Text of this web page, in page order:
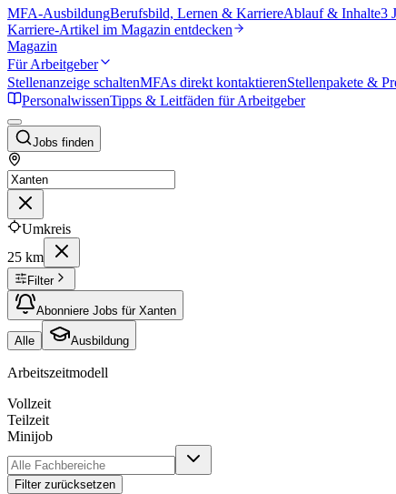
MFA-AusbildungBerufsbild, Lernen & KarriereAblauf & Inhalte3
Karriere-Artikel im Magazin entdecken
Magazin
Für Arbeitgeber
Stellenanzeige schaltenMFAs direkt kontaktierenStellenpakete &
PersonalwissenTipps & Leitfäden für Arbeitgeber
Jobs finden
Umkreis
25 km
Filter
Abonniere Jobs für Xanten
Alle Ausbildung
Arbeitszeitmodell
Vollzeit
Teilzeit
Minijob
Filter zurücksetzen